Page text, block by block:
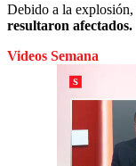
Debido a la explosión,
resultaron afectados.
Videos Semana